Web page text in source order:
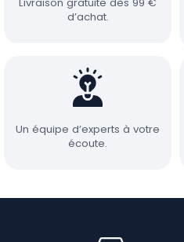
d’achat.
Un équipe d’experts à votre
écoute.